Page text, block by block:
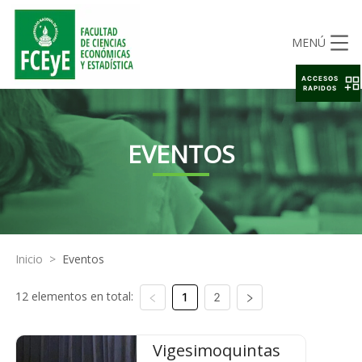
MENÚ
EVENTOS
Inicio > Eventos
12 elementos en total: 1 2
Vigesimoquintas
ACCESOS
RAPIDOS